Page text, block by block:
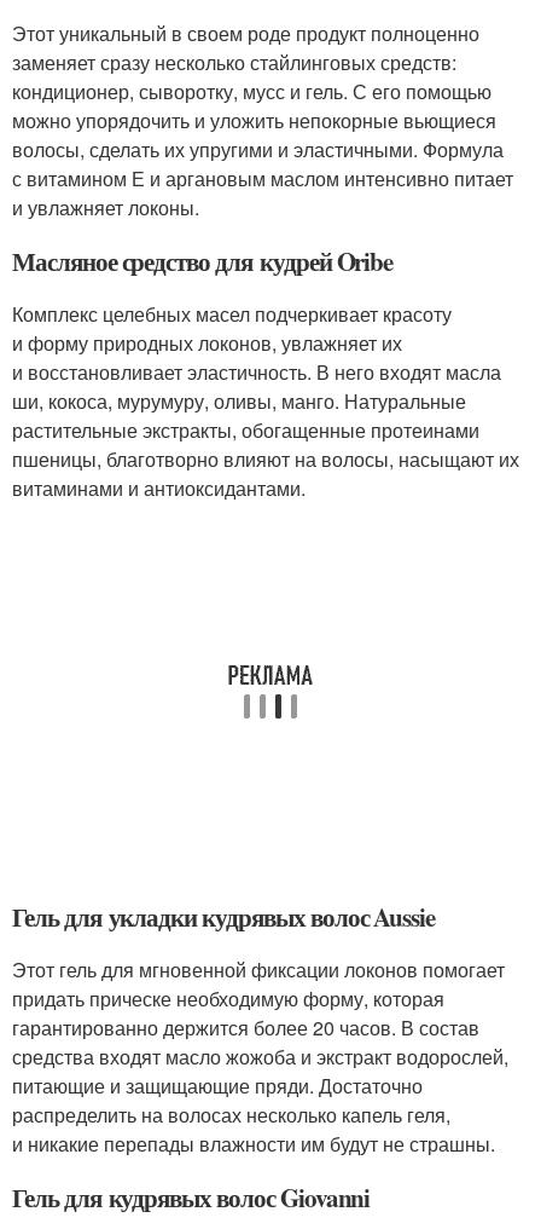
Этот уникальный в своем роде продукт полноценно
заменяет сразу несколько стайлинговых средств:
кондиционер, сыворотку, мусс и гель. С его помощью
можно упорядочить и уложить непокорные вьющиеся
волосы, сделать их упругими и эластичными. Формула
с витамином Е и аргановым маслом интенсивно питает
и увлажняет локоны.
Масляное средство для кудрей Oribe
Комплекс целебных масел подчеркивает красоту
и форму природных локонов, увлажняет их
и восстановливает эластичность. В него входят масла
ши, кокоса, мурумуру, оливы, манго. Натуральные
растительные экстракты, обогащенные протеинами
пшеницы, благотворно влияют на волосы, насыщают их
витаминами и антиоксидантами.
Гель для укладки кудрявых волос Aussie
Этот гель для мгновенной фиксации локонов помогает
придать прическе необходимую форму, которая
гарантированно держится более 20 часов. В состав
средства входят масло жожоба и экстракт водорослей,
питающие и защищающие пряди. Достаточно
распределить на волосах несколько капель геля,
и никакие перепады влажности им будут не страшны.
Гель для кудрявых волос Giovanni